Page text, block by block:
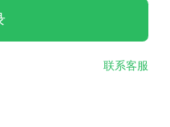
联系客服